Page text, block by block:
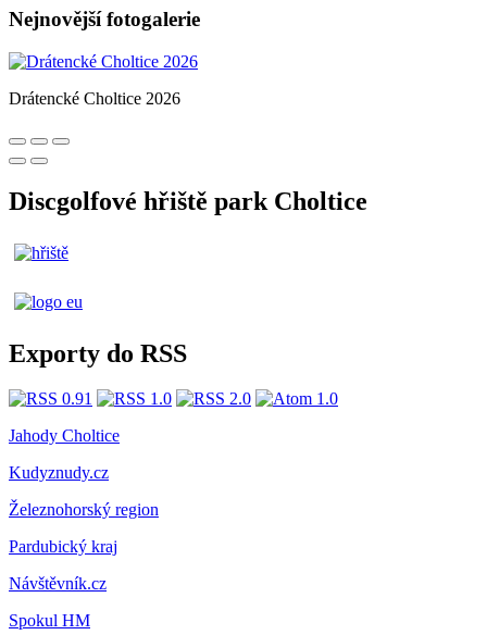
Nejnovější fotogalerie
Drátencké Choltice 2026
Discgolfové hřiště park Choltice
Exporty do RSS
Jahody Choltice
Kudyznudy.cz
Železnohorský region
Pardubický kraj
Návštěvník.cz
Spokul HM